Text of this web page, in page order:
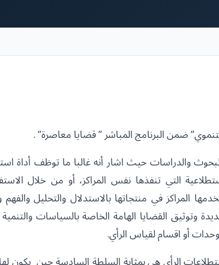
ضمن البرنامج المباشر ” قضايا معاصرة” .
والدراسات حيث اشار أنه غالبا ما توظف أداة
التي تنفذها نفس المراكز، أو من خلال
المراكز في منتجاتها بالاستدلال والتحليل
وتوثيق القضايا الهامة الخاصة بالسياسات
وحدات أو اقسام لقياس الرأي.
الرأي هي بمثابة السلطة السادسة حين يكون